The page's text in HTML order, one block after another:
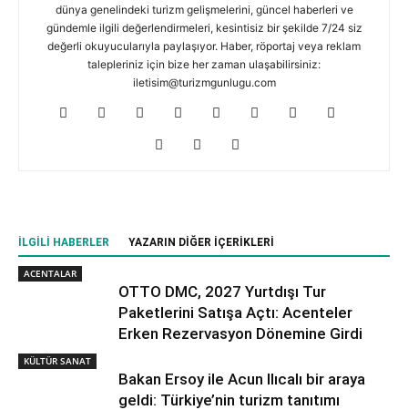
dünya genelindeki turizm gelişmelerini, güncel haberleri ve
gündemle ilgili değerlendirmeleri, kesintisiz bir şekilde 7/24 siz
değerli okuyucularıyla paylaşıyor. Haber, röportaj veya reklam
talepleriniz için bize her zaman ulaşabilirsiniz:
iletisim@turizmgunlugu.com
İLGILI HABERLER YAZARIN DIĞER İÇERIKLERI
ACENTALAR
OTTO DMC, 2027 Yurtdışı Tur
Paketlerini Satışa Açtı: Acenteler
Erken Rezervasyon Dönemine Girdi
KÜLTÜR SANAT
Bakan Ersoy ile Acun Ilıcalı bir araya
geldi: Türkiye’nin turizm tanıtımı